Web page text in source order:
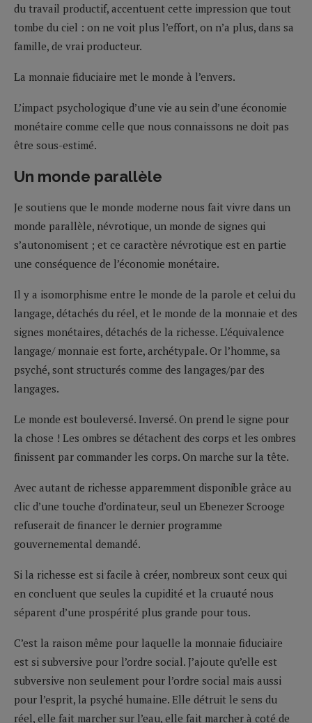
du travail productif, accentuent cette impression que tout
tombe du ciel : on ne voit plus l’effort, on n’a plus, dans sa
famille, de vrai producteur.
La monnaie fiduciaire met le monde à l’envers.
L’impact psychologique d’une vie au sein d’une économie
monétaire comme celle que nous connaissons ne doit pas
être sous-estimé.
Un monde parallèle
Je soutiens que le monde moderne nous fait vivre dans un
monde parallèle, névrotique, un monde de signes qui
s’autonomisent ; et ce caractère névrotique est en partie
une conséquence de l’économie monétaire.
Il y a isomorphisme entre le monde de la parole et celui du
langage, détachés du réel, et le monde de la monnaie et des
signes monétaires, détachés de la richesse. L’équivalence
langage/ monnaie est forte, archétypale. Or l’homme, sa
psyché, sont structurés comme des langages/par des
langages.
Le monde est bouleversé. Inversé. On prend le signe pour
la chose ! Les ombres se détachent des corps et les ombres
finissent par commander les corps. On marche sur la tête.
Avec autant de richesse apparemment disponible grâce au
clic d’une touche d’ordinateur, seul un Ebenezer Scrooge
refuserait de financer le dernier programme
gouvernemental demandé.
Si la richesse est si facile à créer, nombreux sont ceux qui
en concluent que seules la cupidité et la cruauté nous
séparent d’une prospérité plus grande pour tous.
C’est la raison même pour laquelle la monnaie fiduciaire
est si subversive pour l’ordre social. J’ajoute qu’elle est
subversive non seulement pour l’ordre social mais aussi
pour l’esprit, la psyché humaine. Elle détruit le sens du
réel, elle fait marcher sur l’eau, elle fait marcher à coté de